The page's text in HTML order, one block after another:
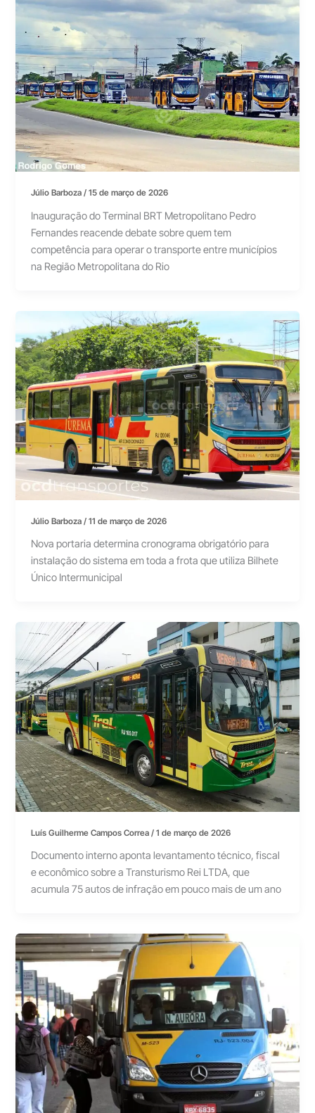
Júlio Barboza/15 de março de 2026
Inauguração do Terminal BRT Metropolitano Pedro
Fernandes reacende debate sobre quem tem
competência para operar o transporte entre municípios
na Região Metropolitana do Rio
Júlio Barboza/11 de março de 2026
Nova portaria determina cronograma obrigatório para
instalação do sistema em toda a frota que utiliza Bilhete
Único Intermunicipal
Luís Guilherme Campos Correa/1 de março de 2026
Documento interno aponta levantamento técnico, fiscal
e econômico sobre a Transturismo Rei LTDA, que
acumula 75 autos de infração em pouco mais de um ano